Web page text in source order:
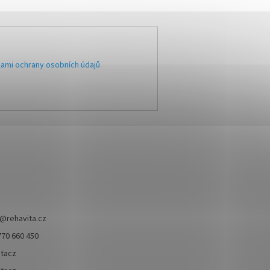
ochrany osobních údajů
@rehavita.cz
660 450